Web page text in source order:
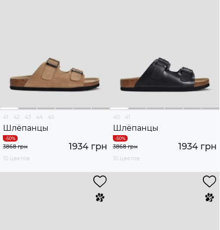
41 42 43 44 45
Шлёпанцы
1934 грн
3868 грн
10 цветов
40 41
Шлёпанцы
1934 грн
3868 грн
10 цветов